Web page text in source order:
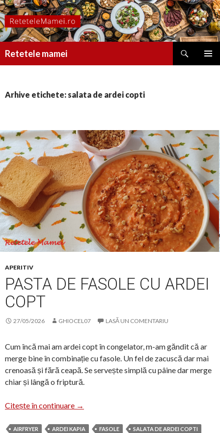
Retetele mamei
Arhive etichete: salata de ardei copti
APERITIV
PASTA DE FASOLE CU ARDEI
COPT
27/05/2026 GHIOCEL07 LASĂ UN COMENTARIU
Cum încă mai am ardei copt în congelator, m-am găndit că ar
merge bine în combinație cu fasole. Un fel de zacuscă dar mai
crenoasă și fără ceapă. Se servește simplă cu pâine dar merge
chiar și lângă o friptură.
Citește în continuare Pasta de fasole cu ardei copt
→
AIRFRYER ARDEI KAPIA FASOLE SALATA DE ARDEI COPTI